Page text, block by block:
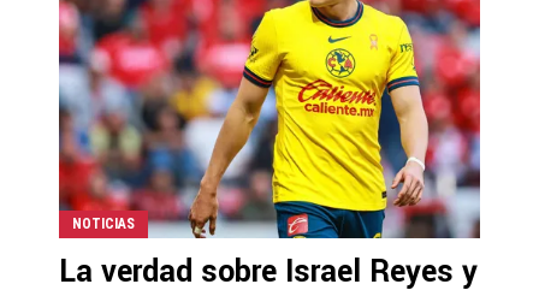
NOTICIAS
La verdad sobre Israel Reyes y